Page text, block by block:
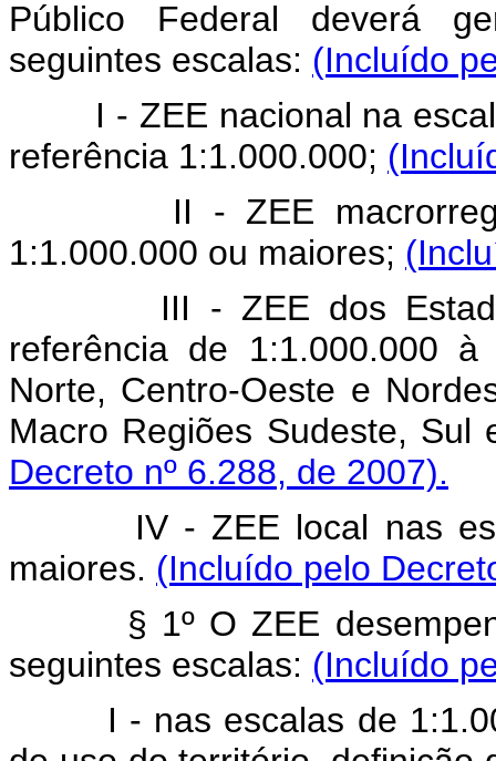
Público Federal deverá
seguintes escalas: (Incluído
I - ZEE nacional na
referência 1:1.000.000;
II - ZEE
1:1.000.000 ou maiores;
III - ZEE dos Estados
referência de 1:1.000.000
Norte, Centro-Oeste e
Macro Regiões Sudeste,
Decreto nº 6.288, de 2007).
IV - ZEE local nas
maiores. (Incluído pelo
§ 1º O ZEE
seguintes escalas: (Incluído
I - nas escalas de